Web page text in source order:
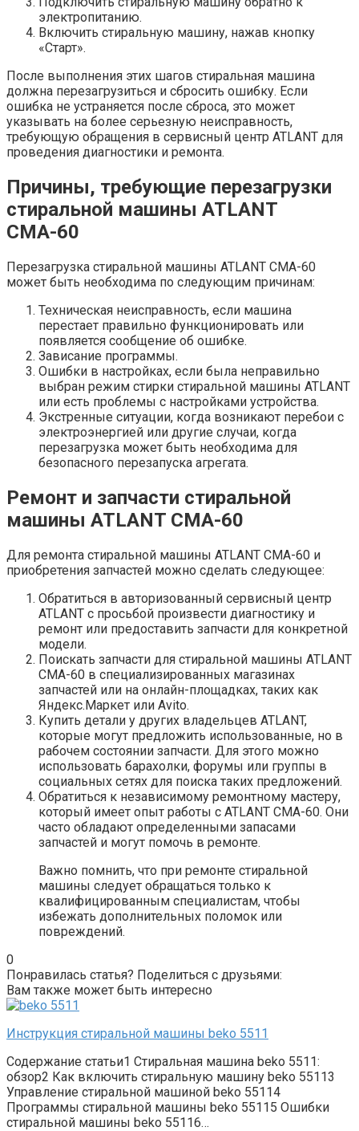
электропитанию.
Включить стиральную машину, нажав кнопку
«Старт».
После выполнения этих шагов стиральная машина
должна перезагрузиться и сбросить ошибку. Если
ошибка не устраняется после сброса, это может
указывать на более серьезную неисправность,
требующую обращения в сервисный центр ATLANT для
проведения диагностики и ремонта.
Причины, требующие перезагрузки
стиральной машины ATLANT
СМА-60
Перезагрузка стиральной машины ATLANT СМА-60
может быть необходима по следующим причинам:
Техническая неисправность, если машина
перестает правильно функционировать или
появляется сообщение об ошибке.
Зависание программы.
Ошибки в настройках, если была неправильно
выбран режим стирки стиральной машины ATLANT
или есть проблемы с настройками устройства.
Экстренные ситуации, когда возникают перебои с
электроэнергией или другие случаи, когда
перезагрузка может быть необходима для
безопасного перезапуска агрегата.
Ремонт и запчасти стиральной
машины ATLANT СМА-60
Для ремонта стиральной машины ATLANT СМА-60 и
приобретения запчастей можно сделать следующее:
Обратиться в авторизованный сервисный центр
ATLANT с просьбой произвести диагностику и
ремонт или предоставить запчасти для конкретной
модели.
Поискать запчасти для стиральной машины ATLANT
СМА-60 в специализированных магазинах
запчастей или на онлайн-площадках, таких как
Яндекс.Маркет или Avito.
Купить детали у других владельцев ATLANT,
которые могут предложить использованные, но в
рабочем состоянии запчасти. Для этого можно
использовать барахолки, форумы или группы в
социальных сетях для поиска таких предложений.
Обратиться к независимому ремонтному мастеру,
который имеет опыт работы с ATLANT СМА-60. Они
часто обладают определенными запасами
запчастей и могут помочь в ремонте.
Важно помнить, что при ремонте стиральной
машины следует обращаться только к
квалифицированным специалистам, чтобы
избежать дополнительных поломок или
повреждений.
0
Понравилась статья? Поделиться с друзьями:
Вам также может быть интересно
Инструкция стиральной машины beko 5511
Содержание статьи1 Стиральная машина beko 5511:
обзор2 Как включить стиральную машину beko 55113
Управление стиральной машиной beko 55114
Программы стиральной машины beko 55115 Ошибки
стиральной машины beko 55116…